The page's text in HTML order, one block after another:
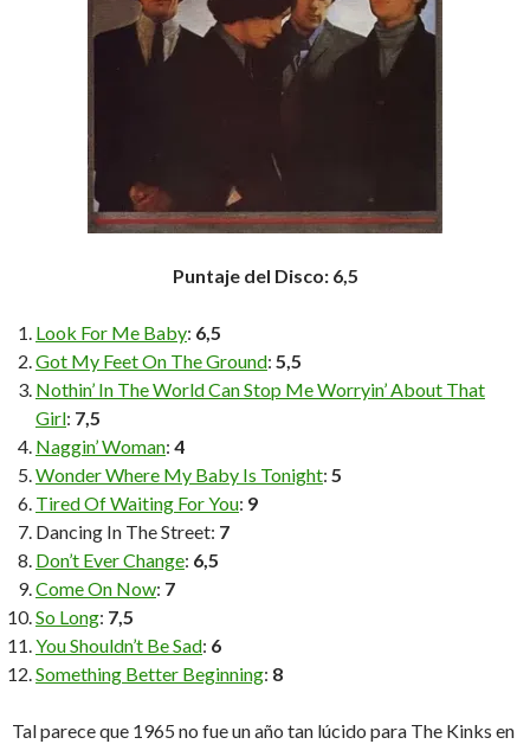
Puntaje del Disco: 6,5
Look For Me Baby: 6,5
Got My Feet On The Ground: 5,5
Nothin’ In The World Can Stop Me Worryin’ About That
Girl: 7,5
Naggin’ Woman: 4
Wonder Where My Baby Is Tonight: 5
Tired Of Waiting For You: 9
Dancing In The Street: 7
Don’t Ever Change: 6,5
Come On Now: 7
So Long: 7,5
You Shouldn’t Be Sad: 6
Something Better Beginning: 8
Tal parece que 1965 no fue un año tan lúcido para The Kinks en